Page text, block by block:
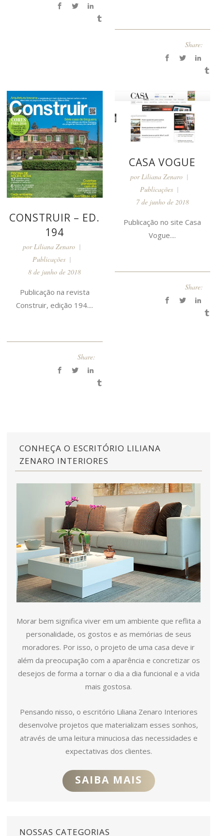
Share:
CONSTRUIR – ED.
194
por Liliana Zenaro
Publicações
8 de junho de 2018
Publicação na revista
Construir, edição 194....
Share:
CASA VOGUE
por Liliana Zenaro
Publicações
7 de junho de 2018
Publicação no site Casa
Vogue....
Share:
CONHEÇA O ESCRITÓRIO LILIANA
ZENARO INTERIORES
Morar bem significa viver em um ambiente que reflita a
personalidade, os gostos e as memórias de seus
moradores. Por isso, o projeto de uma casa deve ir
além da preocupação com a aparência e concretizar os
desejos de forma a tornar o dia a dia funcional e a vida
mais gostosa.
Pensando nisso, o escritório Liliana Zenaro Interiores
desenvolve projetos que materializam esses sonhos,
através de uma leitura minuciosa das necessidades e
expectativas dos clientes.
SAIBA MAIS
NOSSAS CATEGORIAS